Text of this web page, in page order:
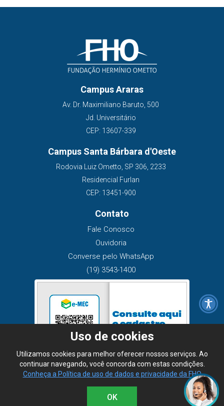
Campus Araras
Av. Dr. Maximiliano Baruto, 500
Jd. Universitário
CEP: 13607-339
Campus Santa Bárbara d'Oeste
Rodovia Luiz Ometto, SP 306, 2233
Residencial Furlan
CEP: 13451-900
Contato
Fale Conosco
Ouvidoria
Converse pelo WhatsApp
(19) 3543-1400
Uso de cookies
Utilizamos cookies para melhor oferecer nossos serviços. Ao
continuar navegando, você concorda com estas condições.
Conheça a Política de uso de dados e privacidade da FHO
OK